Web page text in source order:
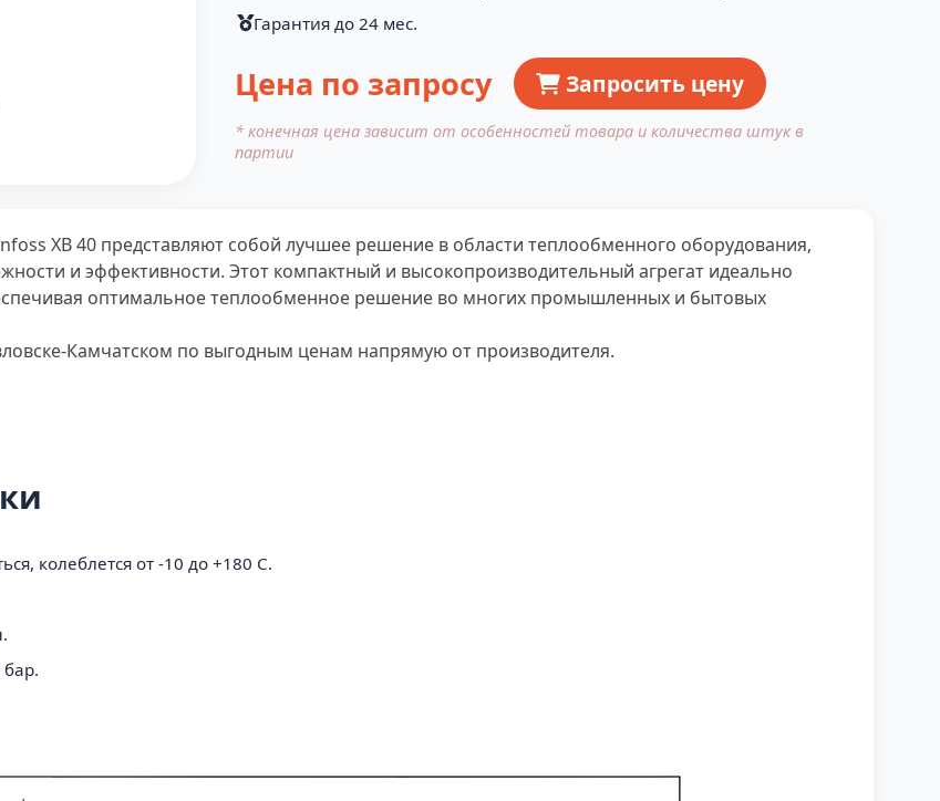
Гарантия до 24 мес.
Цена по запросу Запросить цену
* конечная цена зависит от особенностей товара и количества штук в
партии
XB 40 представляют собой лучшее решение в области теплообменного оборудования,
и эффективности. Этот компактный и высокопроизводительный агрегат идеально
оптимальное теплообменное решение во многих промышленных и бытовых
Камчатском по выгодным ценам напрямую от производителя.
колеблется от -10 до +180 C.